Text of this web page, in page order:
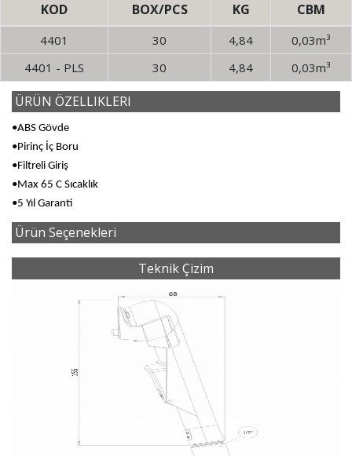
KOD BOX/PCS KG CBM
4401 30 4,84
0,03m³
4401 - PLS
30 4,84 0,03m³
ÜRÜN ÖZELLIKLERI
•ABS Gövde
•Pirinç İç Boru
•Filtreli Giriş
•Max 65 C Sıcaklık
•5 Yıl Garanti
Ürün Seçenekleri
Teknik Çizim